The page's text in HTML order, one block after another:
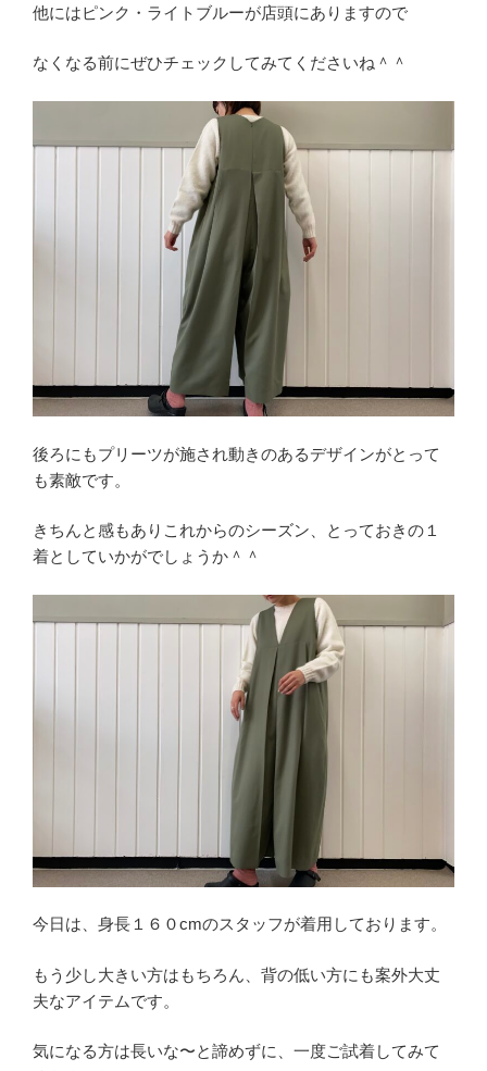
他にはピンク・ライトブルーが店頭にありますので
なくなる前にぜひチェックしてみてくださいね＾＾
後ろにもプリーツが施され動きのあるデザインがとって
も素敵です。
きちんと感もありこれからのシーズン、とっておきの１
着としていかがでしょうか＾＾
今日は、身長１６０cmのスタッフが着用しております。
もう少し大きい方はもちろん、背の低い方にも案外大丈
夫なアイテムです。
気になる方は長いな〜と諦めずに、一度ご試着してみて